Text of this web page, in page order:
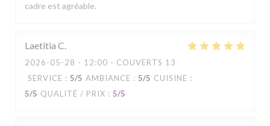
cadre est agréable.
Laetitia C
2026-05-28 - 12:00 - COUVERTS 13
SERVICE : 5/5 AMBIANCE : 5/5 CUISINE :
5/5 QUALITÉ / PRIX : 5/5